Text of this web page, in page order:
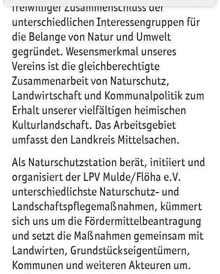
freiwilliger Zusammenschluss der
unterschiedlichen Interessengruppen für
die Belange von Natur und Umwelt
gegründet. Wesensmerkmal unseres
Vereins ist die gleichberechtigte
Zusammenarbeit von Naturschutz,
Landwirtschaft und Kommunalpolitik zum
Erhalt unserer vielfältigen heimischen
Kulturlandschaft. Das Arbeitsgebiet
umfasst den Landkreis Mittelsachen.
Als Naturschutzstation berät, initiiert und
organisiert der LPV Mulde/Flöha e.V.
unterschiedlichste Naturschutz- und
Landschaftspflegemaßnahmen, kümmert
sich uns um die Fördermittelbeantragung
und setzt die Maßnahmen gemeinsam mit
Landwirten, Grundstückseigentümern,
Kommunen und weiteren Akteuren um.